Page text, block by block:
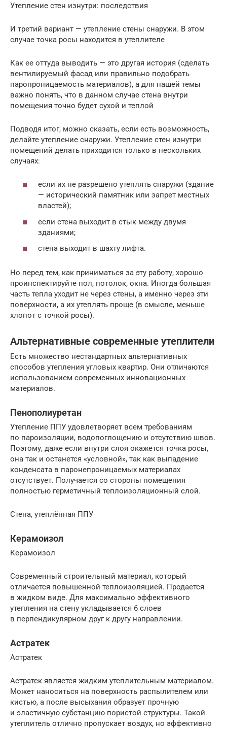
Утепление стен изнутри: последствия
И третий вариант — утепление стены снаружи. В этом
случае точка росы находится в утеплителе
Как ее оттуда выводить — это другая история (сделать
вентилируемый фасад или правильно подобрать
паропроницаемость материалов), а для нашей темы
важно понять, что в данном случае стена внутри
помещения точно будет сухой и теплой
Подводя итог, можно сказать, если есть возможность,
делайте утепление снаружи. Утепление стен изнутри
помещений делать приходится только в нескольких
случаях:
если их не разрешено утеплять снаружи (здание
— исторический памятник или запрет местных
властей);
если стена выходит в стык между двумя
зданиями;
стена выходит в шахту лифта.
Но перед тем, как приниматься за эту работу, хорошо
проинспектируйте пол, потолок, окна. Иногда большая
часть тепла уходит не через стены, а именно через эти
поверхности, а их утеплять проще (в смысле, меньше
хлопот с точкой росы).
Альтернативные современные утеплители
Есть множество нестандартных альтернативных
способов утепления угловых квартир. Они отличаются
использованием современных инновационных
материалов.
Пенополиуретан
Утепление ППУ удовлетворяет всем требованиям
по пароизоляции, водопоглощению и отсутствию швов.
Поэтому, даже если внутри слоя окажется точка росы,
она так и останется «условной», так как выпадение
конденсата в паронепроницаемых материалах
отсутствует. Получается со стороны помещения
полностью герметичный теплоизоляционный слой.
Стена, утеплённая ППУ
Керамоизол
Керамоизол
Современный строительный материал, который
отличается повышенной теплоизоляцией. Продается
в жидком виде. Для максимально эффективного
утепления на стену укладывается 6 слоев
в перпендикулярном друг к другу направлении.
Астратек
Астратек
Астратек является жидким утеплительным материалом.
Может наноситься на поверхность распылителем или
кистью, а после высыхания образует прочную
и эластичную субстанцию пористой структуры. Такой
утеплитель отлично пропускает воздух, но эффективно